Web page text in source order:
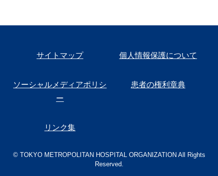
サイトマップ 個人情報保護について
ソーシャルメディアポリシ
ー
患者の権利章典
リンク集
© TOKYO METROPOLITAN HOSPITAL ORGANIZATION All Rights
Reserved.